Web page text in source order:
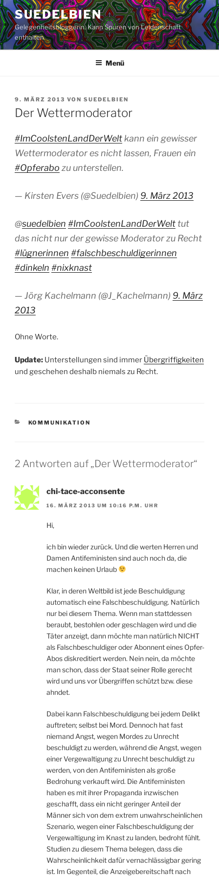
Zum
Inhalt
springen
SUEDELBIEN
Gelegenheitsbloggerin. Kann Spuren von Leidenschaft
enthalten
Menü
VERÖFFENTLICHT
AM
9. MÄRZ 2013 VON SUEDELBIEN
Der Wettermoderator
#ImCoolstenLandDerWeltkann ein gewisser
Wettermoderator es nicht lassen, Frauen ein
#Opferabo zu unterstellen.
— Kirsten Evers (@Suedelbien) 9. März 2013
@suedelbien #ImCoolstenLandDerWelt tut
das nicht nur der gewisse Moderator zu Recht
#lügnerinnen #falschbeschuldigerinnen
#dinkeln #nixknast
— Jörg Kachelmann (@J_Kachelmann) 9. März
2013
Ohne Worte.
Update: Unterstellungen sind immer Übergriffigkeiten
und geschehen deshalb niemals zu Recht.
KATEGORIEN
KOMMUNIKATION
2 Antworten auf „Der Wettermoderator“
chi-tace-acconsente
16. MÄRZ 2013 UM 10:16 P.M. UHR
Hi,
ich bin wieder zurück. Und die werten Herren und
Damen Antifeministen sind auch noch da, die
machen keinen Urlaub
Klar, in deren Weltbild ist jede Beschuldigung
automatisch eine Falschbeschuldigung. Natürlich
nur bei diesem Thema. Wenn man stattdessen
beraubt, bestohlen oder geschlagen wird und die
Täter anzeigt, dann möchte man natürlich NICHT
als Falschbeschuldiger oder Abonnent eines Opfer-
Abos diskreditiert werden. Nein nein, da möchte
man schon, dass der Staat seiner Rolle gerecht
wird und uns vor Übergriffen schützt bzw. diese
ahndet.
Dabei kann Falschbeschuldigung bei jedem Delikt
auftreten; selbst bei Mord. Dennoch hat fast
niemand Angst, wegen Mordes zu Unrecht
beschuldigt zu werden, während die Angst, wegen
einer Vergewaltigung zu Unrecht beschuldigt zu
werden, von den Antifeministen als große
Bedrohung verkauft wird. Die Antifeministen
haben es mit ihrer Propaganda inzwischen
geschafft, dass ein nicht geringer Anteil der
Männer sich von dem extrem unwahrscheinlichen
Szenario, wegen einer Falschbeschuldigung der
Vergewaltigung im Knast zu landen, bedroht fühlt.
Studien zu diesem Thema belegen, dass die
Wahrscheinlichkeit dafür vernachlässigbar gering
ist. Im Gegenteil, die Anzeigebereitschaft nach